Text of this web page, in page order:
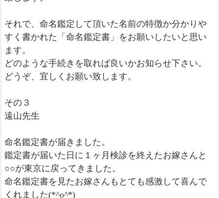
それで、命名鑑定して頂いた名前の特徴か分かりや
すく書かれた「命名鑑定書」をお願いしたいと思い
ます。
どのような手続きを取れば良いかお知らせ下さい。
どうぞ、宜しくお願い致します。
その３
遠山先生
命名鑑定書が届きました。
鑑定書が届いた日に１ヶ月検診を終えたお嫁さんと
○○が東京に戻ってきました。
命名鑑定書を見たお嫁さんもとても感激して喜んで
くれました(*^o^*)